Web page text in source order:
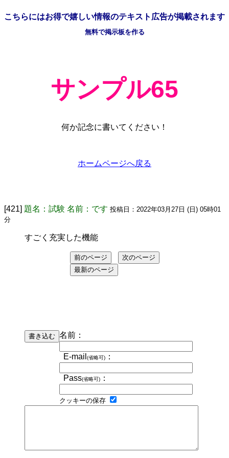
こちらにはお得で嬉しい情報のテキスト広告が掲載されます
無料で掲示板を作る
サンプル65
何か記念に書いてください！
ホームページへ戻る
[421] 題名：試験 名前：です 投稿日：2022年03月27日 (日) 05時01
分
すごく充実した機能
名前：
E-mail (省略可) ：
Pass(省略可) ：
クッキーの保存